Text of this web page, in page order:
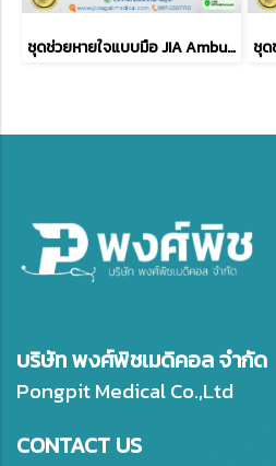
ชุดช่วยหายใจแบบมือ JIA Ambu child bag set silicone สำหรับเด็ก
บริษัท พงศ์พิชเมดิคอล จำกัด
Pongpit Medical Co.,Ltd
CONTACT US